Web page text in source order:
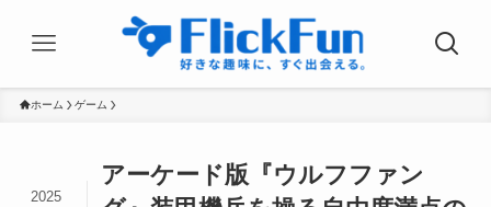
ホーム ゲーム
アーケード版『ウルフファン
2025